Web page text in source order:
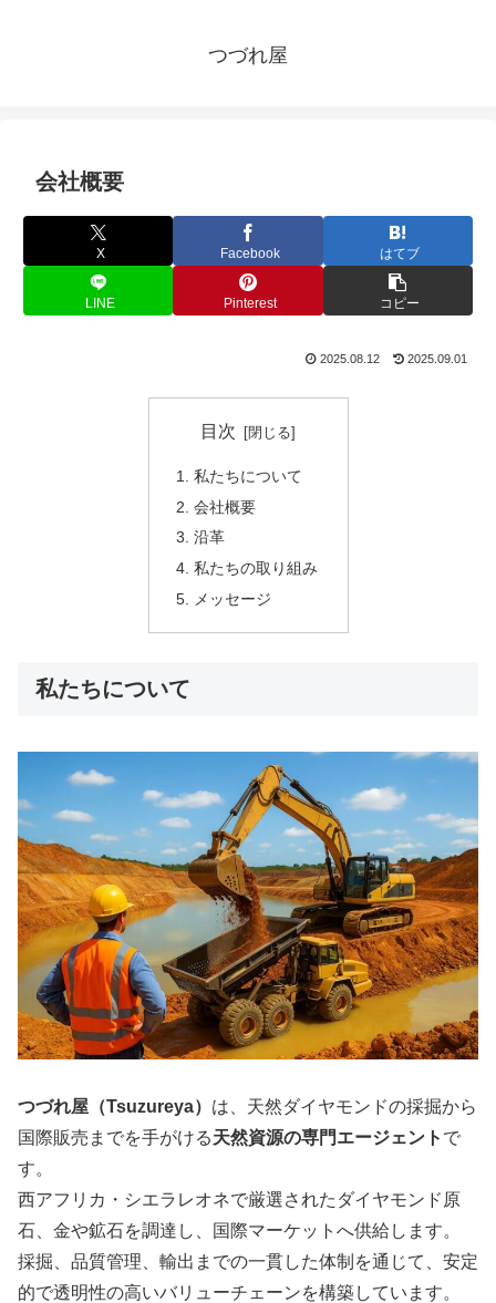
つづれ屋
会社概要
X Facebook はてブ
LINE Pinterest コピー
2025.08.12 2025.09.01
目次
私たちについて
会社概要
沿革
私たちの取り組み
メッセージ
私たちについて
つづれ屋（Tsuzureya） は、天然ダイヤモンドの採掘から
国際販売までを手がける天然資源の専門エージェント で
す。
西アフリカ・シエラレオネで厳選されたダイヤモンド原
石、金や鉱石を調達し、国際マーケットへ供給します。
採掘、品質管理、輸出までの一貫した体制を通じて、安定
的で透明性の高いバリューチェーンを構築しています。